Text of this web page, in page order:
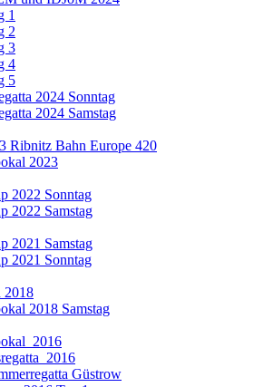
1
2
3
4
5
2024 Sonntag
2024 Samstag
Ribnitz Bahn Europe 420
2023
2022 Sonntag
2022 Samstag
2021 Samstag
2021 Sonntag
2018
2018 Samstag
Güstrow